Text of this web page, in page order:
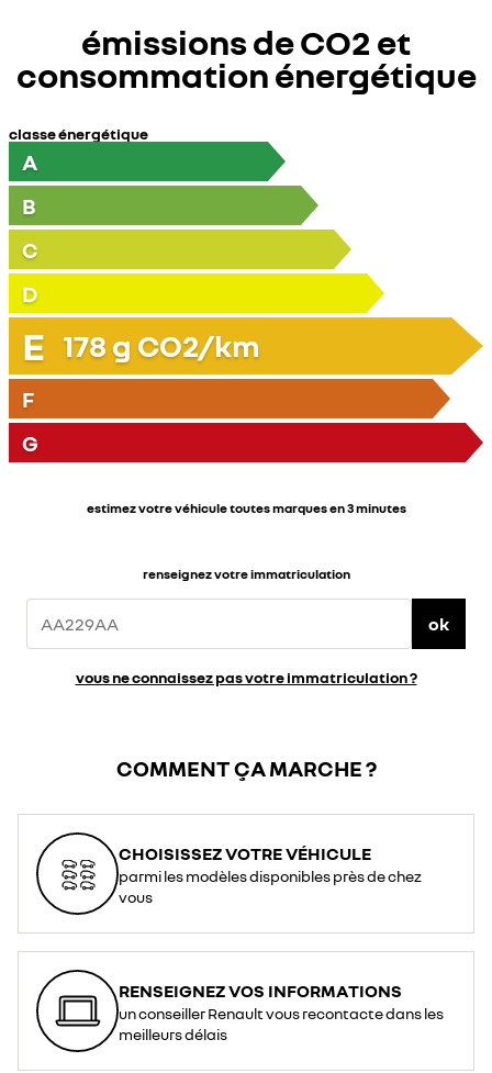
émissions de CO2 et
consommation énergétique
classe énergétique
A
B
C
D
E 178 g CO2/km
F
G
estimez votre véhicule toutes marques en 3 minutes
renseignez votre immatriculation
ok
vous ne connaissez pas votre immatriculation ?
COMMENT ÇA MARCHE ?
CHOISISSEZ VOTRE VÉHICULE
parmi les modèles disponibles près de chez
vous
RENSEIGNEZ VOS INFORMATIONS
un conseiller Renault vous recontacte dans les
meilleurs délais